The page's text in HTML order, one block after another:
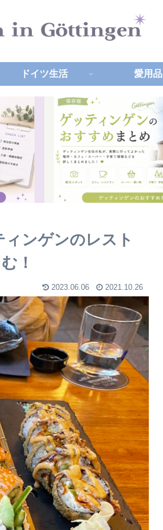
ドイツ生活 愛用品
ンゲンのレスト
！
2023.06.06 2021.10.26